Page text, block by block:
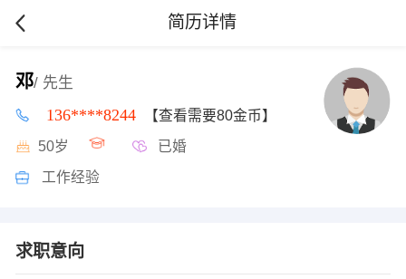
简历详情
邓/ 先生
136****8244 【查看需要80金币】
50岁 已婚
工作经验
求职意向